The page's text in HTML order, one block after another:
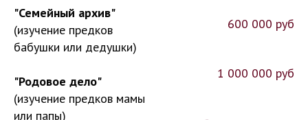
"Семейный архив"
(изучение предков
бабушки или дедушки)
"Родовое дело"
(изучение предков мамы
или папы)
600 000 руб
1 000 000 руб
Исследование по фамильным ветвям дедушки или
бабушки
Стоимость 375 000 ₽